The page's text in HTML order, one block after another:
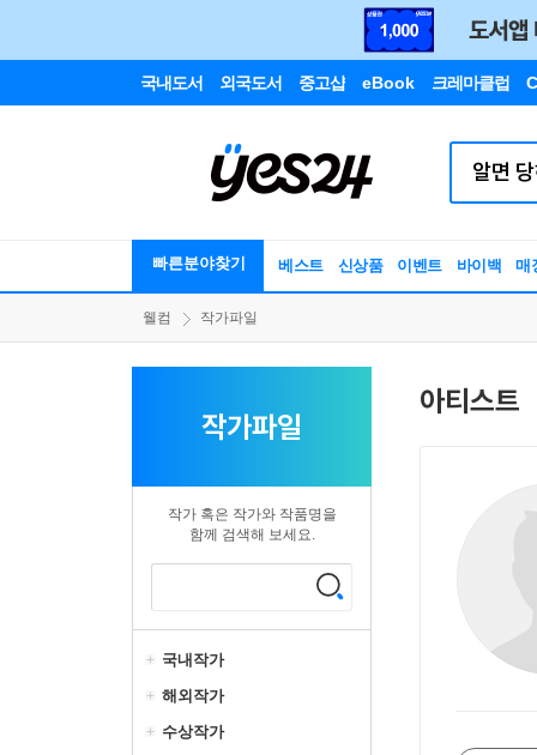
국내도서 외국도서 중고샵 eBook 크레마클럽
빠른분야찾기 베스트 신상품 이벤트 바이백 매
웰컴 작가파일
작가파일
작가 혹은 작가와 작품명을
함께 검색해 보세요.
국내작가
해외작가
수상작가
아티스트